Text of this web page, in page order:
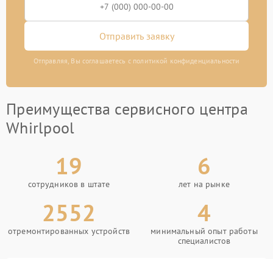
Отправить заявку
Отправляя, Вы соглашаетесь с политикой конфиденциальности
Преимущества сервисного центра
Whirlpool
19
сотрудников в штате
6
лет на рынке
2552
отремонтированных устройств
4
минимальный опыт работы
специалистов